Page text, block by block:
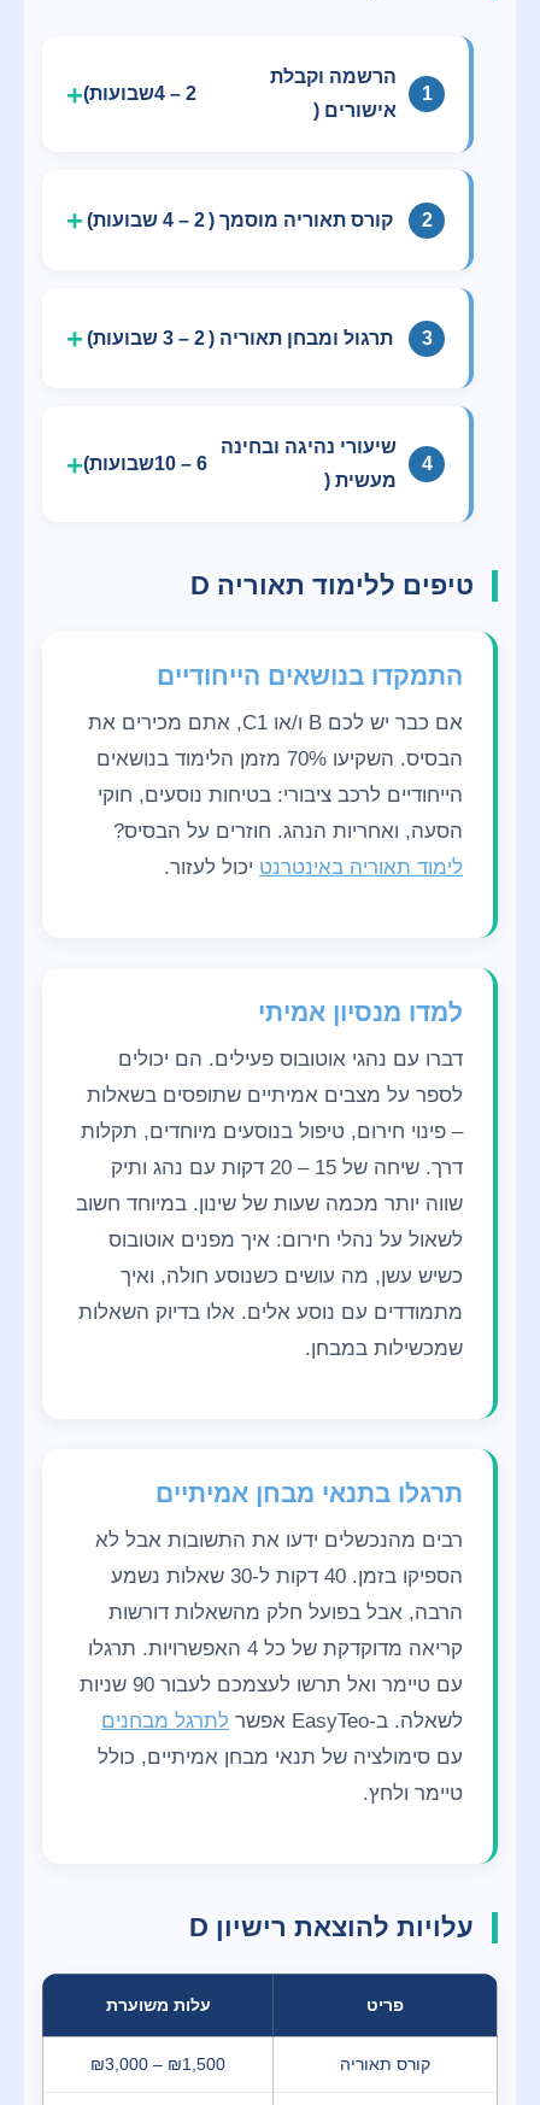
1
הרשמה וקבלת
אישורים (
4 – 2שבועות)
2 קורס תאוריה מוסמך ( 4 – 2 שבועות)
3 תרגול ומבחן תאוריה ( 3 – 2 שבועות)
4
שיעורי נהיגה ובחינה
מעשית (
10 – 6שבועות)
טיפים ללימוד תאוריה D
התמקדו בנושאים הייחודיים
אם כבר יש לכם B ו/או C1, אתם מכירים את
הבסיס. השקיעו 70% מזמן הלימוד בנושאים
הייחודיים לרכב ציבורי: בטיחות נוסעים, חוקי
הסעה, ואחריות הנהג. חוזרים על הבסיס?
לימוד תאוריה באינטרנט יכול לעזור.
למדו מנסיון אמיתי
דברו עם נהגי אוטובוס פעילים. הם יכולים
לספר על מצבים אמיתיים שתופסים בשאלות
– פינוי חירום, טיפול בנוסעים מיוחדים, תקלות
דרך. שיחה של 20 – 15 דקות עם נהג ותיק
שווה יותר מכמה שעות של שינון. במיוחד חשוב
לשאול על נהלי חירום: איך מפנים אוטובוס
כשיש עשן, מה עושים כשנוסע חולה, ואיך
מתמודדים עם נוסע אלים. אלו בדיוק השאלות
שמכשילות במבחן.
תרגלו בתנאי מבחן אמיתיים
רבים מהנכשלים ידעו את התשובות אבל לא
הספיקו בזמן. 40 דקות ל-30 שאלות נשמע
הרבה, אבל בפועל חלק מהשאלות דורשות
קריאה מדוקדקת של כל 4 האפשרויות. תרגלו
עם טיימר ואל תרשו לעצמכם לעבור 90 שניות
לשאלה. ב-EasyTeo אפשר
לתרגל מבחנים
עם סימולציה של תנאי מבחן אמיתיים, כולל
טיימר ולחץ.
עלויות להוצאת רישיון D
פריט עלות משוערת
קורס תאוריה ₪3,000 – ₪1,500